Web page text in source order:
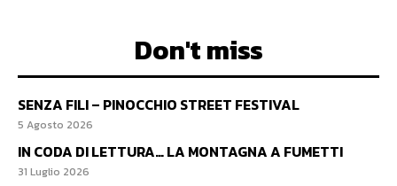
Don't miss
SENZA FILI – PINOCCHIO STREET FESTIVAL
5 Agosto 2026
IN CODA DI LETTURA… LA MONTAGNA A FUMETTI
31 Luglio 2026